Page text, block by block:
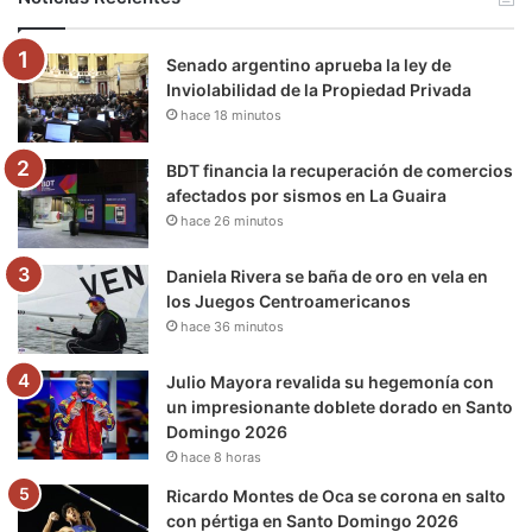
o
o
k
e
r
b
e
g
r
m
r
a
k
Senado argentino aprueba la ley de
Inviolabilidad de la Propiedad Privada
hace 18 minutos
BDT financia la recuperación de comercios
afectados por sismos en La Guaira
hace 26 minutos
Daniela Rivera se baña de oro en vela en
los Juegos Centroamericanos
hace 36 minutos
Julio Mayora revalida su hegemonía con
un impresionante doblete dorado en Santo
Domingo 2026
hace 8 horas
Ricardo Montes de Oca se corona en salto
con pértiga en Santo Domingo 2026